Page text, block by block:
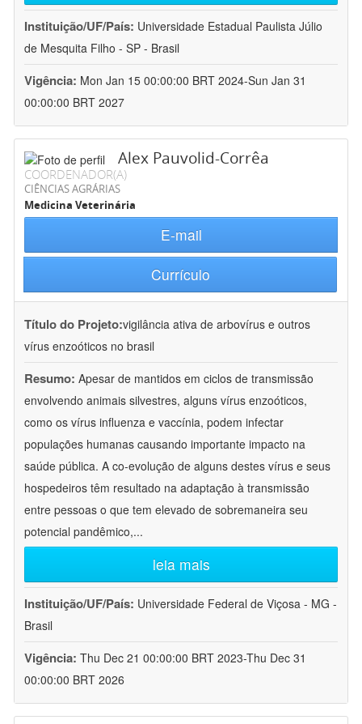
Instituição/UF/País: Universidade Estadual Paulista Júlio
de Mesquita Filho - SP - Brasil
Vigência: Mon Jan 15 00:00:00 BRT 2024-Sun Jan 31
00:00:00 BRT 2027
Alex Pauvolid-Corrêa
COORDENADOR(A)
CIÊNCIAS AGRÁRIAS
Medicina Veterinária
E-mail
Currículo
Título do Projeto:vigilância ativa de arbovírus e outros
vírus enzoóticos no brasil
Resumo: Apesar de mantidos em ciclos de transmissão
envolvendo animais silvestres, alguns vírus enzoóticos,
como os vírus influenza e vaccínia, podem infectar
populações humanas causando importante impacto na
saúde pública. A co-evolução de alguns destes vírus e seus
hospedeiros têm resultado na adaptação à transmissão
entre pessoas o que tem elevado de sobremaneira seu
potencial pandêmico,...
leia mais
Instituição/UF/País: Universidade Federal de Viçosa - MG -
Brasil
Vigência: Thu Dec 21 00:00:00 BRT 2023-Thu Dec 31
00:00:00 BRT 2026